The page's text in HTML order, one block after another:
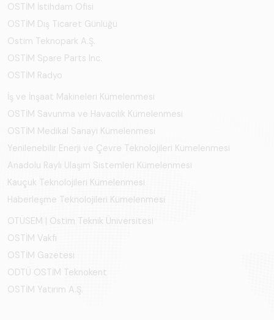
OSTİM İstihdam Ofisi
OSTİM Dış Ticaret Günlüğü
Ostim Teknopark A.Ş.
OSTİM Spare Parts Inc.
OSTİM Radyo
İş ve İnşaat Makineleri Kümelenmesi
OSTİM Savunma ve Havacılık Kümelenmesi
OSTİM Medikal Sanayi Kümelenmesi
Yenilenebilir Enerji ve Çevre Teknolojileri Kümelenmesi
Anadolu Raylı Ulaşım Sistemleri Kümelenmesi
Kauçuk Teknolojileri Kümelenmesi
Haberleşme Teknolojileri Kümelenmesi
OTÜSEM | Ostim Teknik Üniversitesi
OSTİM Vakfı
OSTİM Gazetesi
ODTÜ OSTİM Teknokent
OSTİM Yatırım A.Ş.